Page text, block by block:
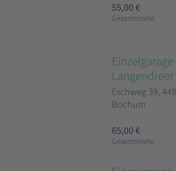
55,00 €
Gesamtmiete
Langendreer
Eschweg 39,
Bochum
65,00 €
Gesamtmiete